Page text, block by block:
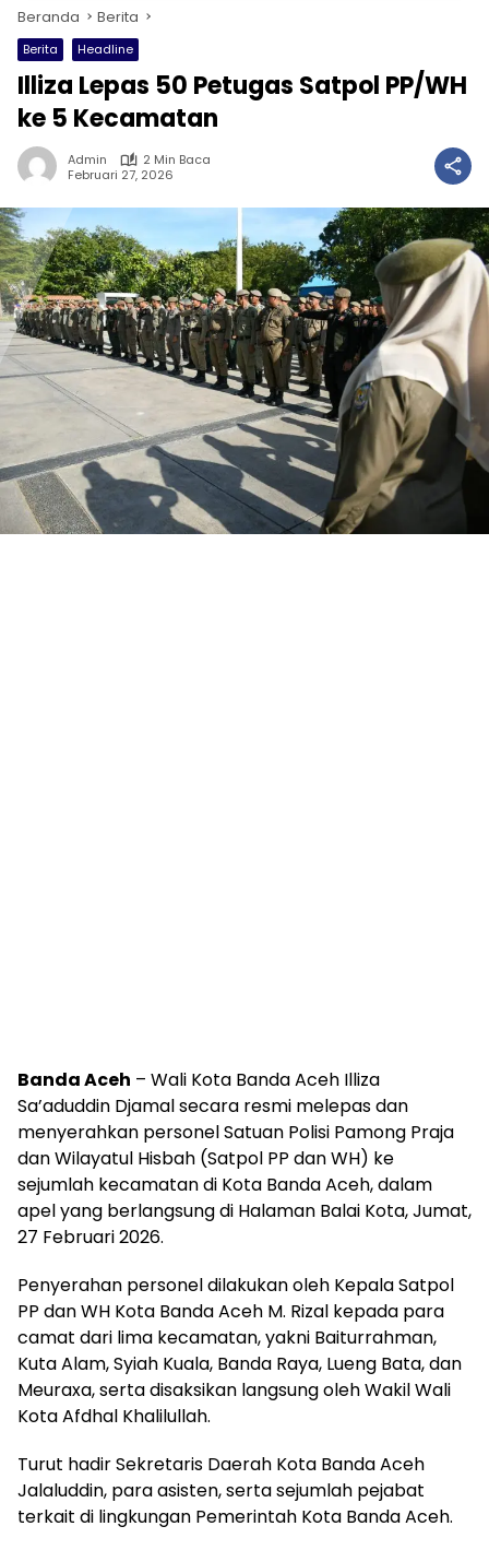
Beranda Berita
Berita Headline
Illiza Lepas 50 Petugas Satpol PP/WH
ke 5 Kecamatan
Admin
2 Min Baca
Februari 27, 2026
Banda Aceh – Wali Kota Banda Aceh Illiza
Sa’aduddin Djamal secara resmi melepas dan
menyerahkan personel Satuan Polisi Pamong Praja
dan Wilayatul Hisbah (Satpol PP dan WH) ke
sejumlah kecamatan di Kota Banda Aceh, dalam
apel yang berlangsung di Halaman Balai Kota, Jumat,
27 Februari 2026.
Penyerahan personel dilakukan oleh Kepala Satpol
PP dan WH Kota Banda Aceh M. Rizal kepada para
camat dari lima kecamatan, yakni Baiturrahman,
Kuta Alam, Syiah Kuala, Banda Raya, Lueng Bata, dan
Meuraxa, serta disaksikan langsung oleh Wakil Wali
Kota Afdhal Khalilullah.
Turut hadir Sekretaris Daerah Kota Banda Aceh
Jalaluddin, para asisten, serta sejumlah pejabat
terkait di lingkungan Pemerintah Kota Banda Aceh.